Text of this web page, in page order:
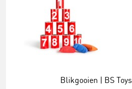
Blikgooien | BS Toys